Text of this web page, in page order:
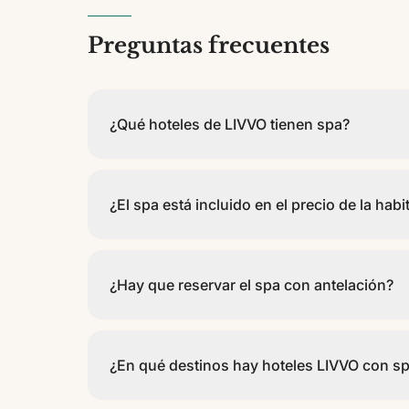
Preguntas frecuentes
¿Qué hoteles de LIVVO tienen spa?
Don Paco y el Hotel Cádiz Bahía. Los tienes todos
¿El spa está incluido en el precio de la
en recepción.
¿Hay que reservar el spa con antelación?
¿En qué destinos hay hoteles LIVVO con